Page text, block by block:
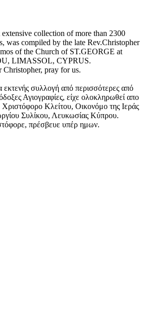
collection of more than 2300
was compiled by the late Rev.Christopher
of the Church of ST.GEORGE at
LIMASSOL, CYPRUS.
Christopher, pray for us.
συλλογή από περισσότερες από
Αγιογραφίες, είχε ολοκληρωθεί απο
Χριστόφορο Κλείτου, Οικονόμο της Ιεράς
Συλίκου, Λευκωσίας Κύπρου.
πρέσβευε υπέρ ημων.